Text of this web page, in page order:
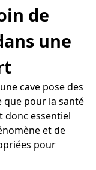
de
une
cave pose des
pour la santé
donc essentiel
et de
pour